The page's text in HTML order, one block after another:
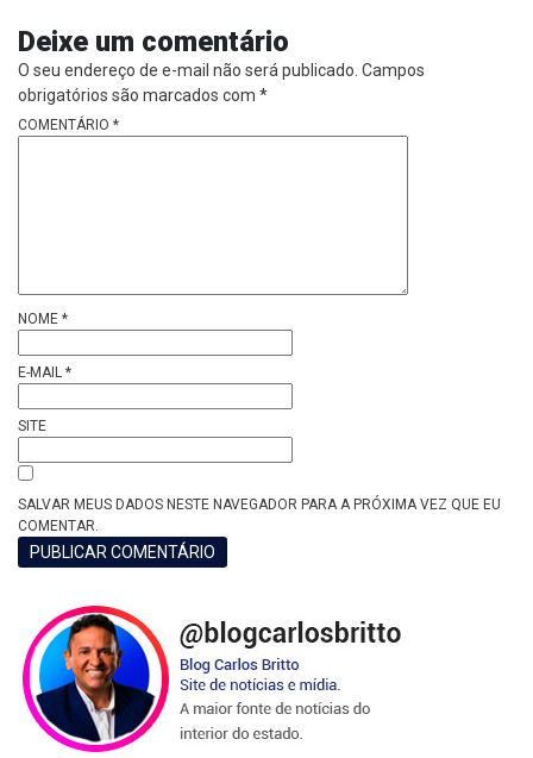
Deixe um comentário
O seu endereço de e-mail não será publicado. Campos
obrigatórios são marcados com *
COMENTÁRIO *
NOME *
E-MAIL *
SITE
SALVAR MEUS DADOS NESTE NAVEGADOR PARA A PRÓXIMA VEZ QUE EU
COMENTAR.